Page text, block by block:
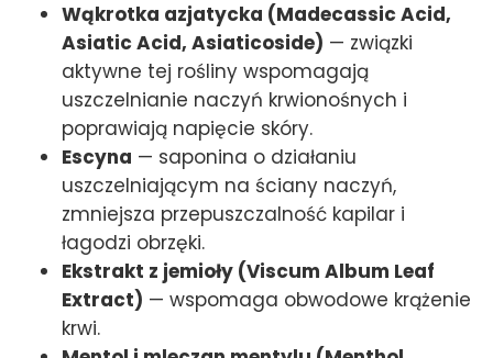
Wąkrotka azjatycka (Madecassic Acid,
Asiatic Acid, Asiaticoside) — związki
aktywne tej rośliny wspomagają
uszczelnianie naczyń krwionośnych i
poprawiają napięcie skóry.
Escyna — saponina o działaniu
uszczelniającym na ściany naczyń,
zmniejsza przepuszczalność kapilar i
łagodzi obrzęki.
Ekstrakt z jemioły (Viscum Album Leaf
Extract) — wspomaga obwodowe krążenie
krwi.